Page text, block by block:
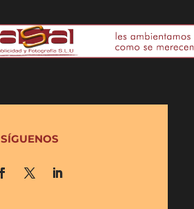
SÍGUENOS